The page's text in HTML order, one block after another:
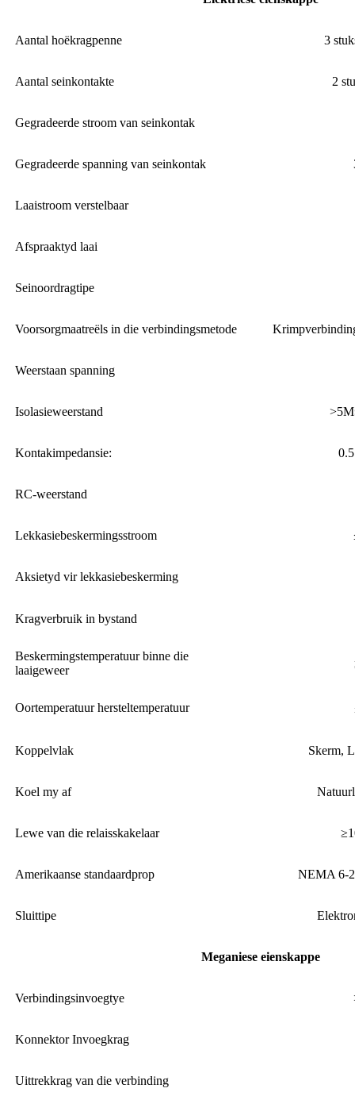
Aantal hoëkragpenne 3
Aantal seinkontakte 2
Gegradeerde stroom van seinkontak
Gegradeerde spanning van seinkontak
Laaistroom verstelbaar
Afspraaktyd laai
Seinoordragtipe
Voorsorgmaatreëls in die verbindingsmetode
Weerstaan ​​spanning
Isolasieweerstand
Kontakimpedansie:
RC-weerstand
Lekkasiebeskermingsstroom
Aksietyd vir lekkasiebeskerming
Kragverbruik in bystand
Beskermingstemperatuur binne die
laaigeweer
Oortemperatuur hersteltemperatuur
Koppelvlak Skerm,
Koel my af
Lewe van die relaisskakelaar
Amerikaanse standaardprop NEMA 6-
Sluittipe
Meganiese eienskappe
Verbindingsinvoegtye
Konnektor Invoegkrag
Uittrekkrag van die verbinding